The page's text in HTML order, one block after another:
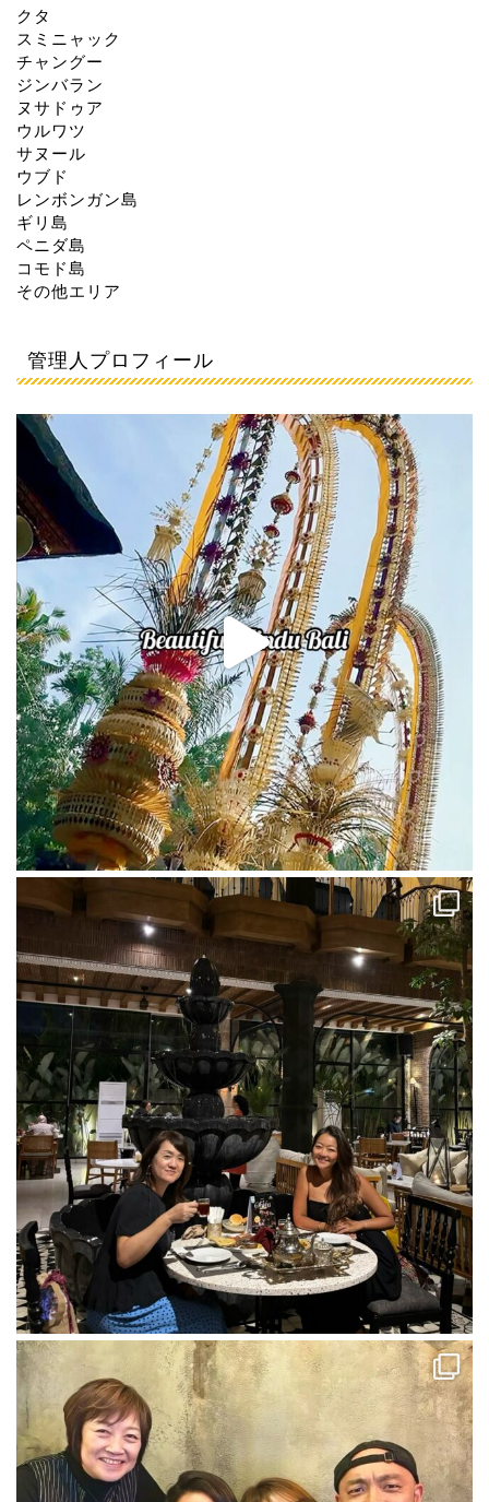
クタ
スミニャック
チャングー
ジンバラン
ヌサドゥア
ウルワツ
サヌール
ウブド
レンボンガン島
ギリ島
ペニダ島
コモド島
その他エリア
管理人プロフィール